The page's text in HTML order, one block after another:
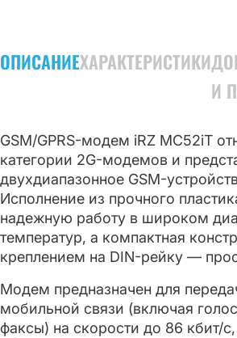
ОПИСАНИЕХАРАКТЕРИСТИКИ
И
GSM/GPRS-модем iRZ MC52iT
категории 2G-модемов и
двухдиапазонное GSM-
Исполнение из прочного
надежную работу в широком
температур, а компактная
креплением на DIN-рейку —
Модем предназначен для
мобильной связи (включая
факсы) на скорости до 86 кбит/